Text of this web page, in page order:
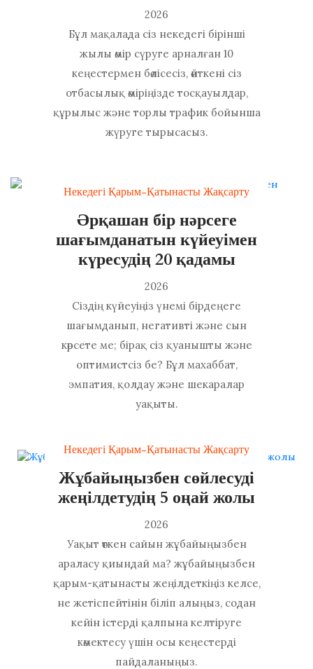
2026
Бұл мақалада сіз некедегі бірінші
жылы өмір сүруге арналған 10
кеңестермен бөлісесіз, өйткені сіз
отбасылық өміріңізде тосқауылдар,
құрылыс және торлы трафик бойынша
жүруге тырысасыз.
Некедегі Қарым-Қатынасты Жақсарту
Әрқашан бір нәрсеге
шағымданатын күйеуімен
күресудің 20 қадамы
2026
Сіздің күйеуіңіз үнемі бірдеңеге
шағымданып, негативті және сын
көрсете ме; бірақ сіз қуанышты және
оптимистсіз бе? Бұл махаббат,
эмпатия, қолдау және шекаралар
уақыты.
Некедегі Қарым-Қатынасты Жақсарту
Жұбайыңызбен сөйлесуді
жеңілдетудің 5 оңай жолы
2026
Уақыт өткен сайын жұбайыңызбен
араласу қиындай ма? жұбайыңызбен
қарым-қатынасты жеңілдеткіңіз келсе,
не жетіспейтінін біліп алыңыз, содан
кейін істерді қалпына келтіруге
көмектесу үшін осы кеңестерді
пайдаланыңыз.